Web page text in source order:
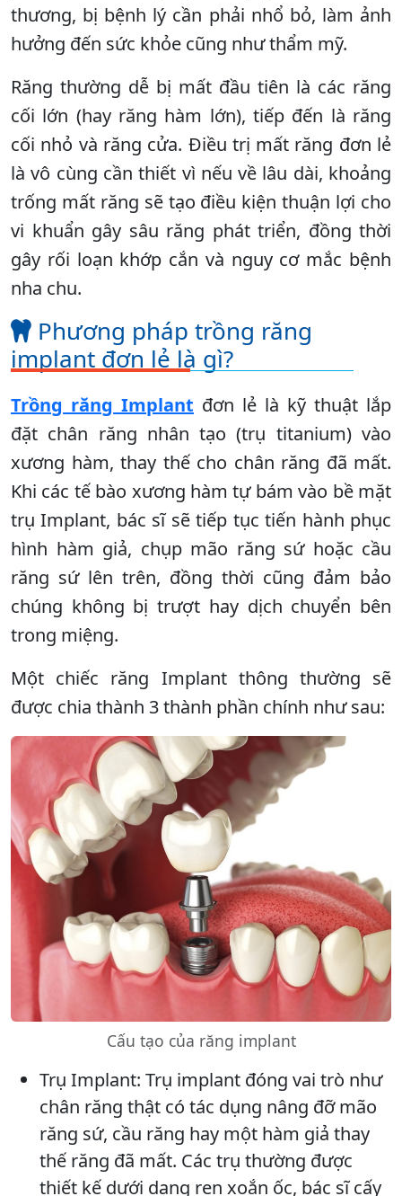
thương, bị bệnh lý cần phải nhổ bỏ, làm ảnh
hưởng đến sức khỏe cũng như thẩm mỹ.
Răng thường dễ bị mất đầu tiên là các răng
cối lớn (hay răng hàm lớn), tiếp đến là răng
cối nhỏ và răng cửa. Điều trị mất răng đơn lẻ
là vô cùng cần thiết vì nếu về lâu dài, khoảng
trống mất răng sẽ tạo điều kiện thuận lợi cho
vi khuẩn gây sâu răng phát triển, đồng thời
gây rối loạn khớp cắn và nguy cơ mắc bệnh
nha chu.
Phương pháp trồng răng
implant đơn lẻ là gì?
Trồng răng Implant đơn lẻ là kỹ thuật lắp
đặt chân răng nhân tạo (trụ titanium) vào
xương hàm, thay thế cho chân răng đã mất.
Khi các tế bào xương hàm tự bám vào bề mặt
trụ Implant, bác sĩ sẽ tiếp tục tiến hành phục
hình hàm giả, chụp mão răng sứ hoặc cầu
răng sứ lên trên, đồng thời cũng đảm bảo
chúng không bị trượt hay dịch chuyển bên
trong miệng.
Một chiếc răng Implant thông thường sẽ
được chia thành 3 thành phần chính như sau:
Cấu tạo của răng implant
Trụ Implant: Trụ implant đóng vai trò như
chân răng thật có tác dụng nâng đỡ mão
răng sứ, cầu răng hay một hàm giả thay
thế răng đã mất. Các trụ thường được
thiết kế dưới dạng ren xoắn ốc, bác sĩ cấy